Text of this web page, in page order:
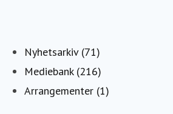
Nyhetsarkiv (71)
Mediebank (216)
Arrangementer (1)